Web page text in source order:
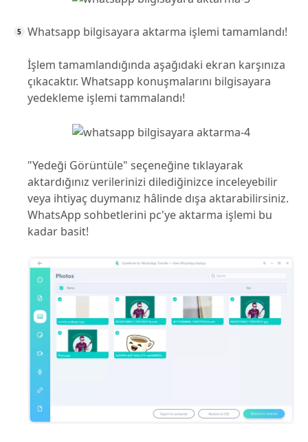
Whatsapp bilgisayara aktarma işlemi tamamlandı!
İşlem tamamlandığında aşağıdaki ekran karşınıza
çıkacaktır. Whatsapp konuşmalarını bilgisayara
yedekleme işlemi tammalandı!
"Yedeği Görüntüle" seçeneğine tıklayarak
aktardığınız verilerinizi dilediğinizce inceleyebilir
veya ihtiyaç duymanız hâlinde dışa aktarabilirsiniz.
WhatsApp sohbetlerini pc'ye aktarma işlemi bu
kadar basit!